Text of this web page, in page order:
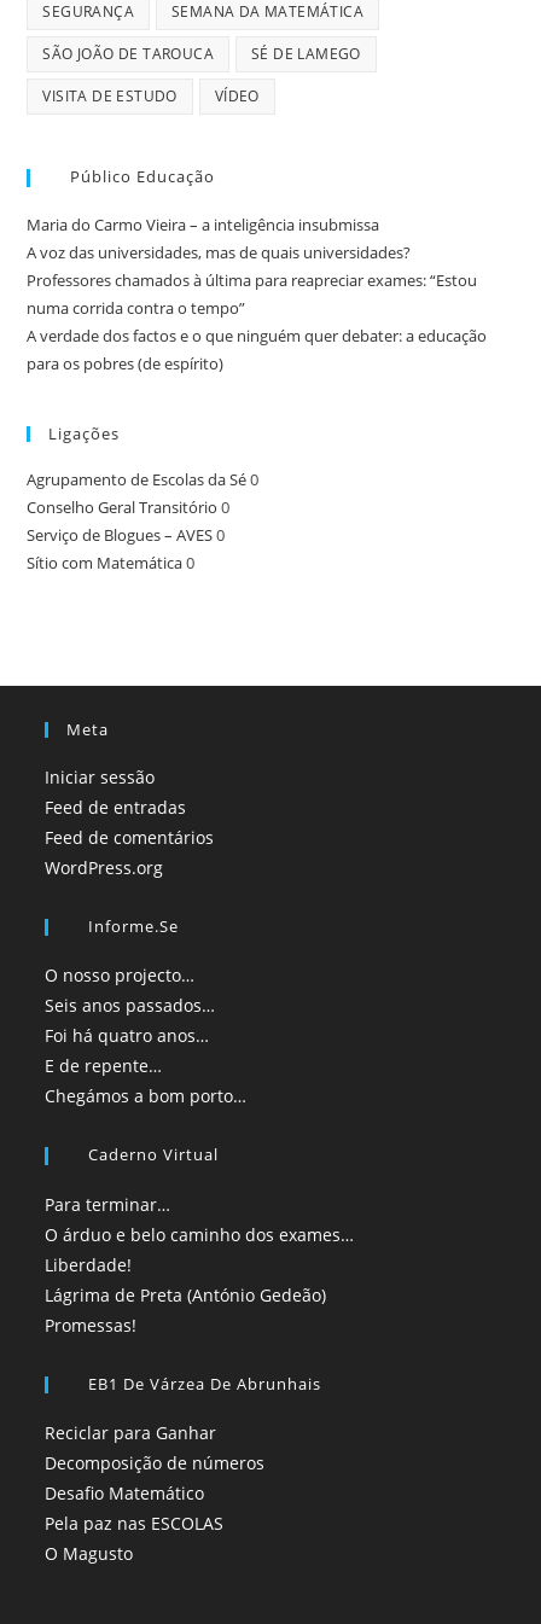
SEGURANÇA SEMANA DA MATEMÁTICA
SÃO JOÃO DE TAROUCA SÉ DE LAMEGO
VISITA DE ESTUDO VÍDEO
Público Educação
Maria do Carmo Vieira – a inteligência insubmissa
A voz das universidades, mas de quais universidades?
Professores chamados à última para reapreciar exames: “Estou
numa corrida contra o tempo”
A verdade dos factos e o que ninguém quer debater: a educação
para os pobres (de espírito)
Ligações
Agrupamento de Escolas da Sé0
Conselho Geral Transitório 0
Serviço de Blogues – AVES0
Sítio com Matemática0
Meta
Iniciar sessão
Feed de entradas
Feed de comentários
WordPress.org
Informe.se
O nosso projecto…
Seis anos passados…
Foi há quatro anos…
E de repente…
Chegámos a bom porto…
Caderno Virtual
Para terminar…
O árduo e belo caminho dos exames…
Liberdade!
Lágrima de Preta (António Gedeão)
Promessas!
EB1 De Várzea De Abrunhais
Reciclar para Ganhar
Decomposição de números
Desafio Matemático
Pela paz nas ESCOLAS
O Magusto